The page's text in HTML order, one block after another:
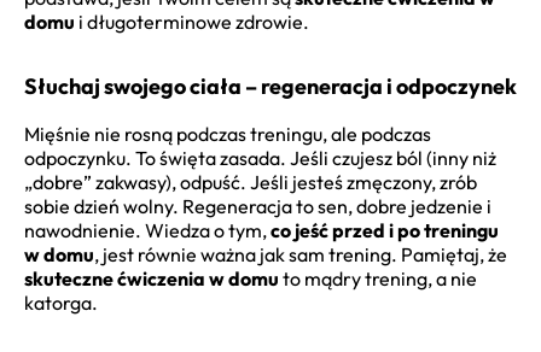
domu i długoterminowe zdrowie.
Słuchaj swojego ciała – regeneracja i odpoczynek
Mięśnie nie rosną podczas treningu, ale podczas
odpoczynku. To święta zasada. Jeśli czujesz ból (inny niż
„dobre” zakwasy), odpuść. Jeśli jesteś zmęczony, zrób
sobie dzień wolny. Regeneracja to sen, dobre jedzenie i
nawodnienie. Wiedza o tym,co jeść przed i po treningu
w domu, jest równie ważna jak sam trening. Pamiętaj, że
skuteczne ćwiczenia w domu to mądry trening, a nie
katorga.